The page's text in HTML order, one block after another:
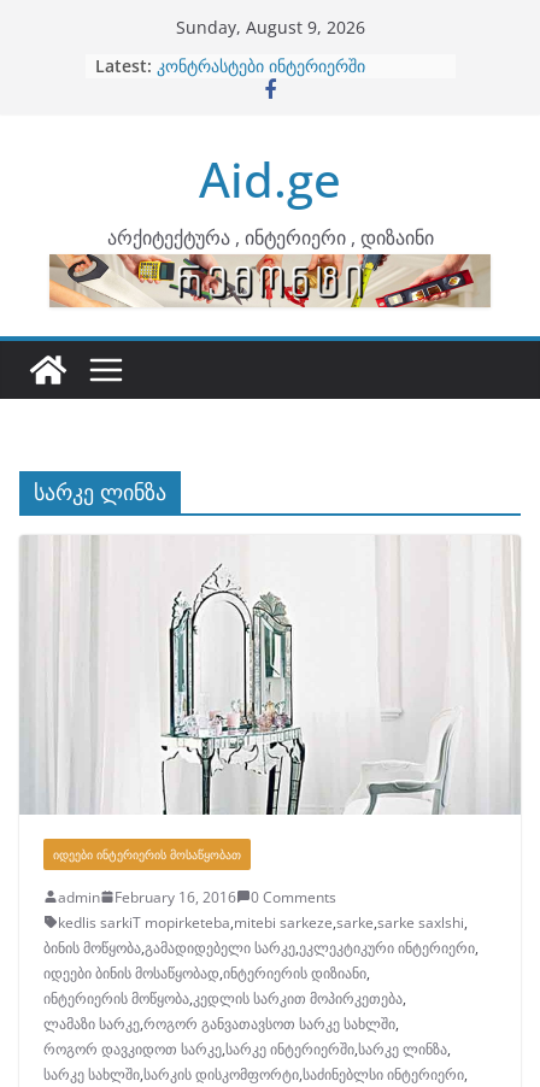
Sunday, August 9, 2026
Latest: ბინების გაერთიანება
კონტრასტები ინტერიერში
ინტერიერის დიზიანი
არტემიდი წარმოგიდგენთ
Aid.ge
არქიტექტურა , ინტერიერი , დიზაინი
სარკე ლინზა
ᲘᲓᲔᲔᲑᲘ ᲘᲜᲢᲔᲠᲘᲔᲠᲘᲡ ᲛᲝᲡᲐᲬᲧᲝᲑᲐᲗ
admin February 16, 2016
0 Comments
kedlis sarkiT mopirketeba,mitebi sarkeze,sarke,sarke saxlshi,
ბინის მოწყობა,გამადიდებელი სარკე,ეკლეკტიკური ინტერიერი,
იდეები ბინის მოსაწყობად,ინტერიერის დიზიანი,
ინტერიერის მოწყობა,კედლის სარკით მოპირკეთება,
ლამაზი სარკე,როგორ განვათავსოთ სარკე სახლში,
როგორ დავკიდოთ სარკე,სარკე ინტერიერში,სარკე ლინზა,
სარკე სახლში,სარკის დისკომფორტი,საძინებლსი ინტერიერი,